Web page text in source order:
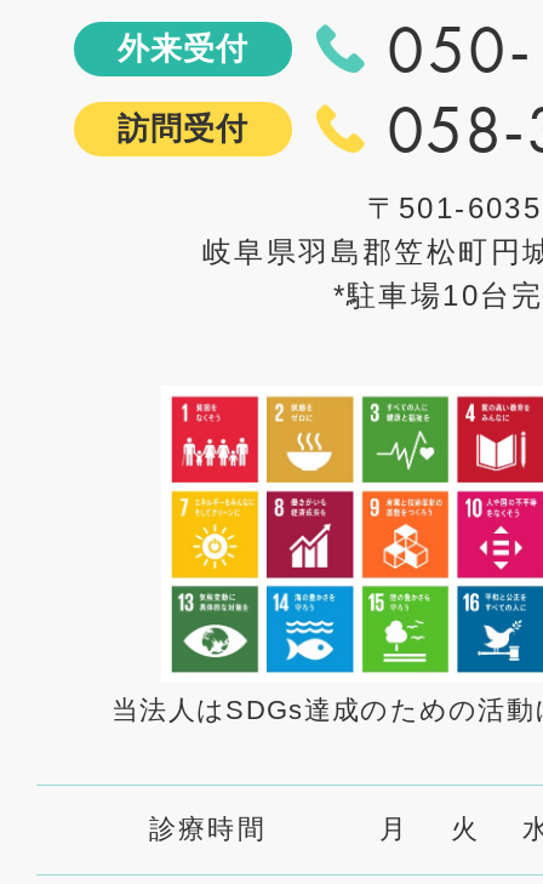
外来受付
訪問受付 058-
〒501-6035
岐阜県羽島郡笠松町円
*駐車場10台
当法人はSDGs達成のための活
診療時間 月 火